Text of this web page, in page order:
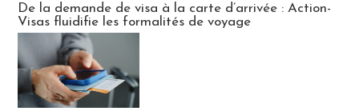
De la demande de visa à la carte d’arrivée : Action-
Visas fluidifie les formalités de voyage